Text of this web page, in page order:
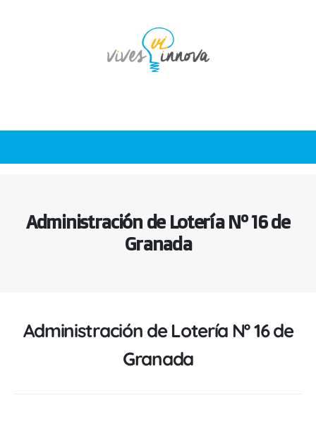
Administración de Lotería Nº 16 de
Granada
Administración de Lotería Nº 16 de
Granada